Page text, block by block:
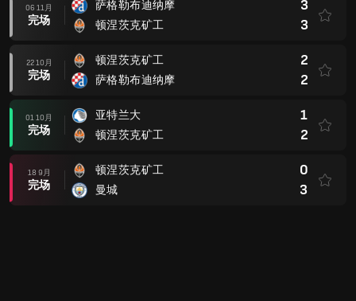
06 11月
完场
萨格勒布迪纳摩
顿涅茨克矿工
3
3
22 10月
完场
顿涅茨克矿工
萨格勒布迪纳摩
2
2
01 10月
完场
亚特兰大
顿涅茨克矿工
1
2
18 9月
完场
顿涅茨克矿工
曼城
0
3